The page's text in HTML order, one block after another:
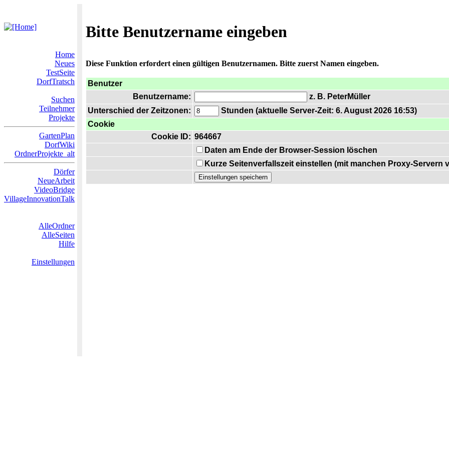
Bitte Benutzername eingeben
Home
Neues
TestSeite
DorfTratsch
Suchen
Teilnehmer
Projekte
GartenPlan
DorfWiki
OrdnerProjekte_alt
Dörfer
NeueArbeit
VideoBridge
VillageInnovationTalk
AlleOrdner
AlleSeiten
Hilfe
Einstellungen
Diese Funktion erfordert einen gültigen Benutzernamen. Bitte zuerst Namen eingeben.
Benutzer
Benutzername:
z. B. PeterMüller
Unterschied der Zeitzonen:
Stunden (aktuelle Server-Zeit: 6. August 2026 16:53)
Cookie
Cookie ID: 964667
Daten am Ende der Browser-Session löschen
Kurze Seitenverfallszeit einstellen (mit manchen Proxy-Servern